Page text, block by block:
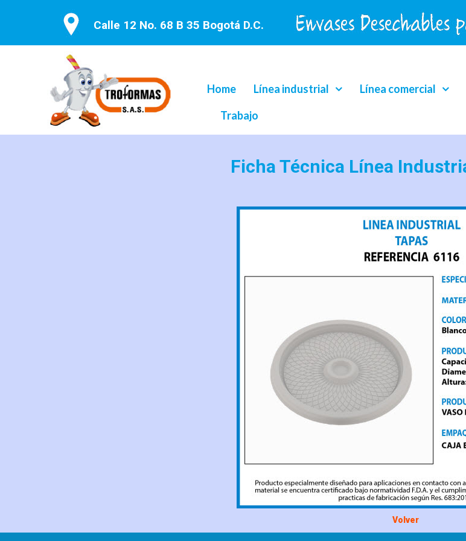
Calle 12 No. 68 B 35 Bogotá D.C.
Home Línea industrial Línea comercial
Trabajo
Ficha Técnica Línea
Volver